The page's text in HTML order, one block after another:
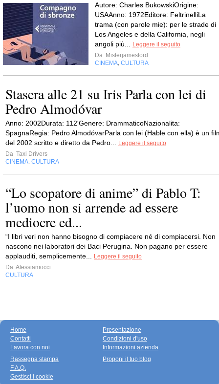
Autore: Charles BukowskiOrigine:
USAAnno: 1972Editore: FeltrinelliLa
trama (con parole mie): per le strade di
Los Angeles e della California, negli
angoli più...
Leggere il seguito
Da Misterjamesford
CINEMA CULTURA
Stasera alle 21 su Iris Parla con lei di
Pedro Almodóvar
Anno: 2002Durata: 112'Genere: DrammaticoNazionalita:
SpagnaRegia: Pedro AlmodóvarParla con lei (Hable con ella) è un
del 2002 scritto e diretto da Pedro...
Leggere il seguito
Da Taxi Drivers
CINEMA CULTURA
“Lo scopatore di anime” di Pablo T:
l’uomo non si arrende ad essere
mediocre ed...
“I libri veri non hanno bisogno di compiacere né di compiacersi. Non
nascono nei laboratori dei Baci Perugina. Non pagano per essere
applauditi, semplicemente...
Leggere il seguito
Da Alessiamocci
CULTURA
Home
Contatti
Lavora con noi
Presentazione
Condizioni d'uso
Informazioni azienda
Rassegna stampa
F.A.Q.
Gestisci i cookie
Proponi il tuo blog